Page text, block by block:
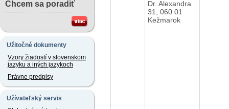
Chcem sa poradiť
Užitočné dokumenty
Vzory žiadostí v slovenskom
jazyku a iných jazykoch
Právne predpisy
Užívateľský servis
Dr. Alexandra
31, 060 01
Kežmarok